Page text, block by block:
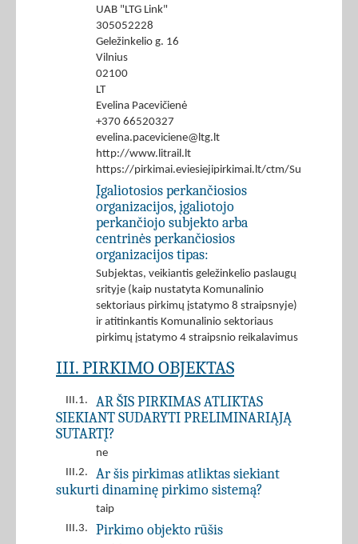
UAB "LTG Link"
305052228
Geležinkelio g. 16
Vilnius
02100
LT
Evelina Pacevičienė
+370 66520327
evelina.paceviciene@ltg.lt
http://www.litrail.lt
https://pirkimai.eviesiejipirkimai.lt/ctm/Supplier/
Įgaliotosios perkančiosios
organizacijos, įgaliotojo
perkančiojo subjekto arba
centrinės perkančiosios
organizacijos tipas:
Subjektas, veikiantis geležinkelio paslaugų
srityje (kaip nustatyta Komunalinio
sektoriaus pirkimų įstatymo 8 straipsnyje)
ir atitinkantis Komunalinio sektoriaus
pirkimų įstatymo 4 straipsnio reikalavimus
III. PIRKIMO OBJEKTAS
III.1.
AR ŠIS PIRKIMAS ATLIKTAS
SIEKIANT SUDARYTI PRELIMINARIĄJĄ
SUTARTĮ?
ne
III.2.
Ar šis pirkimas atliktas siekiant
sukurti dinaminę pirkimo sistemą?
taip
III.3.
Pirkimo objekto rūšis